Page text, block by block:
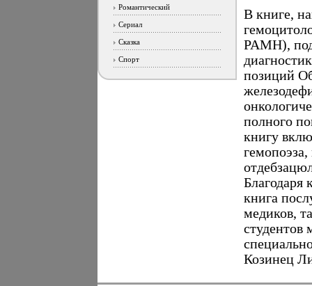
Романтический
Сериал
Сказка
Спорт
В книге,
РАМН),
позиций
полного
книгу
Благодаря
книга
медиков,
студентов
Козинец